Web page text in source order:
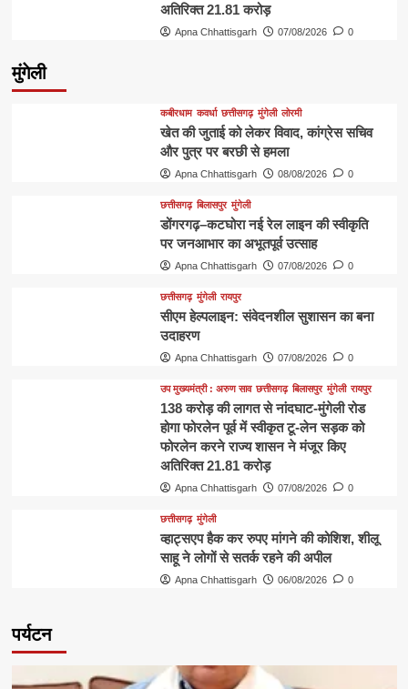
अतिरिक्त 21.81 करोड़
Apna Chhattisgarh 07/08/2026 0
मुंगेली
कबीरधाम कवर्धा छत्तीसगढ़ मुंगेली लोरमी
खेत की जुताई को लेकर विवाद, कांग्रेस सचिव
और पुत्र पर बरछी से हमला
Apna Chhattisgarh 08/08/2026 0
छत्तीसगढ़ बिलासपुर मुंगेली
डोंगरगढ़–कटघोरा नई रेल लाइन की स्वीकृति
पर जनआभार का अभूतपूर्व उत्साह
Apna Chhattisgarh 07/08/2026 0
छत्तीसगढ़ मुंगेली रायपुर
सीएम हेल्पलाइन: संवेदनशील सुशासन का बना
उदाहरण
Apna Chhattisgarh 07/08/2026 0
उप मुख्यमंत्री : अरुण साव छत्तीसगढ़ बिलासपुर मुंगेली रायपुर
138 करोड़ की लागत से नांदघाट-मुंगेली रोड
होगा फोरलेन पूर्व में स्वीकृत टू-लेन सड़क को
फोरलेन करने राज्य शासन ने मंजूर किए
अतिरिक्त 21.81 करोड़
Apna Chhattisgarh 07/08/2026 0
छत्तीसगढ़ मुंगेली
व्हाट्सएप हैक कर रुपए मांगने की कोशिश, शीलू
साहू ने लोगों से सतर्क रहने की अपील
Apna Chhattisgarh 06/08/2026 0
पर्यटन